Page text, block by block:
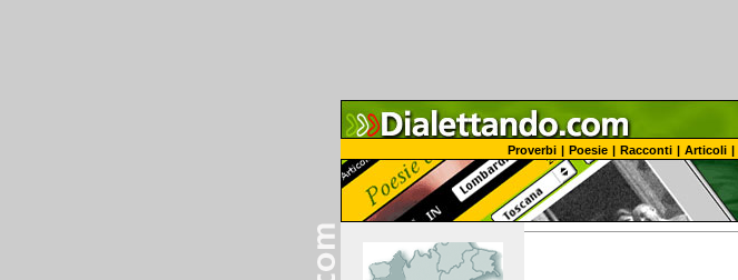
Proverbi | Poesie | Racconti | Articoli |